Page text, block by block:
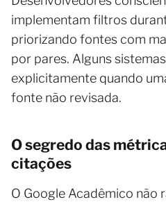
implementam filtros
priorizando fontes com
por pares. Alguns
explicitamente quando
fonte não revisada.
O segredo das
citações
O Google Acadêmico não